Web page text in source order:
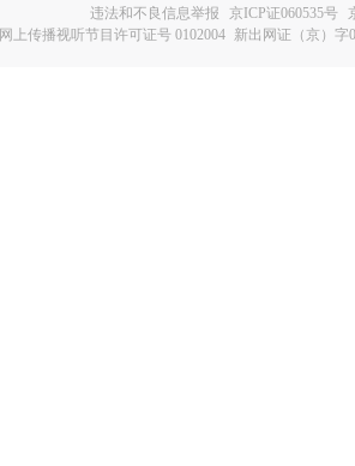
违法和不良信息举报 京ICP证060535号
网上传播视听节目许可证号 0102004 新出网证（京）